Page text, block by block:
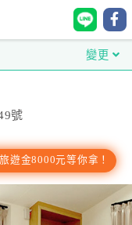
變更
號
遊金8000元等你拿！